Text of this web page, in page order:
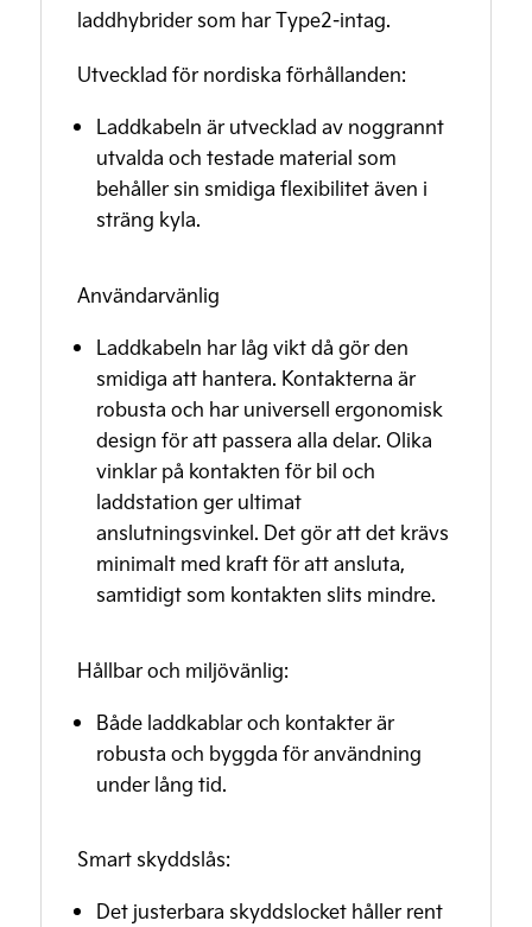
laddhybrider som har Type2-intag.
Utvecklad för nordiska förhållanden:
Laddkabeln är utvecklad av noggrannt
utvalda och testade material som
behåller sin smidiga flexibilitet även i
sträng kyla.
Användarvänlig
Laddkabeln har låg vikt då gör den
smidiga att hantera. Kontakterna är
robusta och har universell ergonomisk
design för att passera alla delar. Olika
vinklar på kontakten för bil och
laddstation ger ultimat
anslutningsvinkel. Det gör att det krävs
minimalt med kraft för att ansluta,
samtidigt som kontakten slits mindre.
Hållbar och miljövänlig:
Både laddkablar och kontakter är
robusta och byggda för användning
under lång tid.
Smart skyddslås:
Det justerbara skyddslocket håller rent